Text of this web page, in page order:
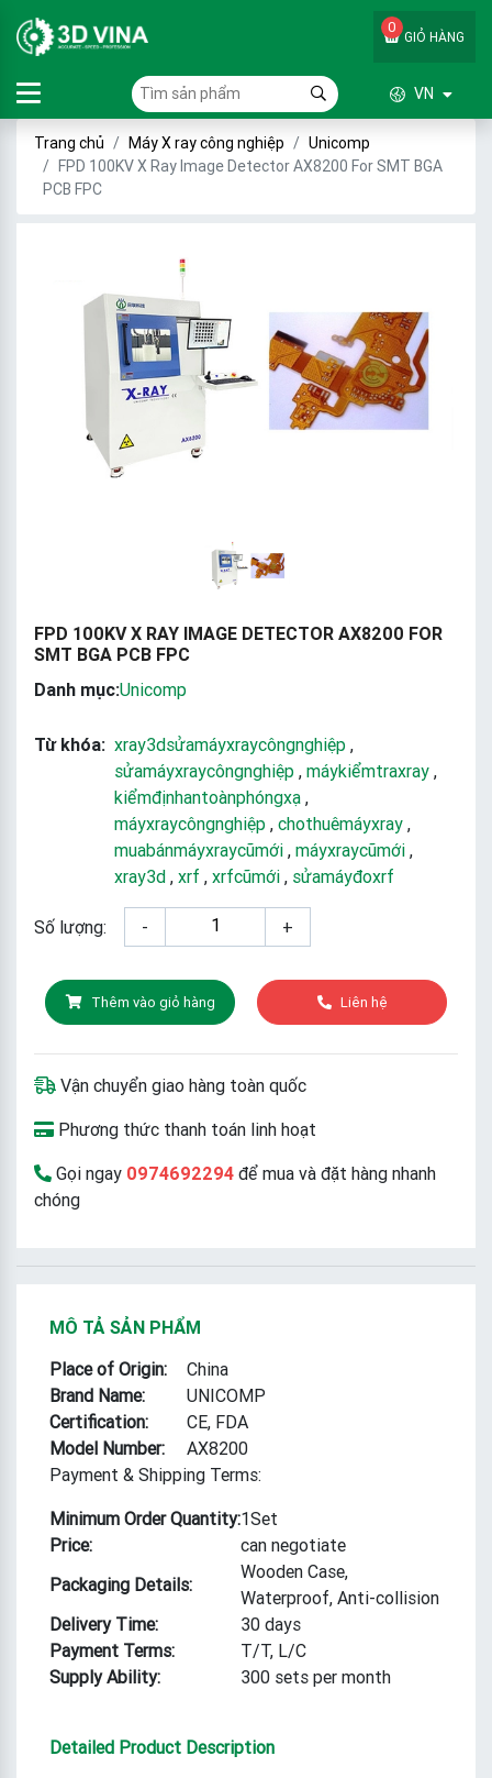
GIỎ HÀNG
0
VN
Trang chủ Máy X ray công nghiệp
Unicomp
FPD 100KV X Ray Image Detector AX8200 For SMT BGA
PCB FPC
FPD 100KV X RAY IMAGE DETECTOR AX8200 FOR
SMT BGA PCB FPC
Danh mục:Unicomp
Từ khóa: xray3dsửamáyxraycôngnghiệp ,
sửamáyxraycôngnghiệp , máykiểmtraxray ,
kiểmđịnhantoànphóngxạ ,
máyxraycôngnghiệp , chothuêmáyxray ,
muabánmáyxraycũmới , máyxraycũmới ,
xray3d , xrf , xrfcũmới , sửamáyđoxrf
Số lượng: - +
Thêm vào giỏ hàng Liên hệ
Vận chuyển giao hàng toàn quốc
Phương thức thanh toán linh hoạt
Gọi ngay 0974692294 để mua và đặt hàng nhanh
chóng
MÔ TẢ SẢN PHẨM
Place of Origin:
China
Brand Name:
UNICOMP
Certification:
CE, FDA
Model Number:
AX8200
Payment & Shipping Terms:
Minimum Order Quantity:1Set
Price:
can negotiate
Packaging Details:
Wooden Case,
Waterproof, Anti-collision
Delivery Time:
30 days
Payment Terms:
T/T, L/C
Supply Ability:
300 sets per month
Detailed Product Description